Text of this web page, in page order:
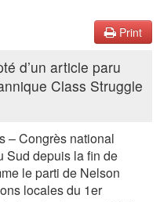
Print
d’un article paru
Class ­Struggle
– Congrès national
Sud depuis la fin de
le parti de Nelson
locales du 1er